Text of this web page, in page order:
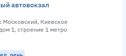
автовокзал
Московский, Киевское
1, строение 1 метро